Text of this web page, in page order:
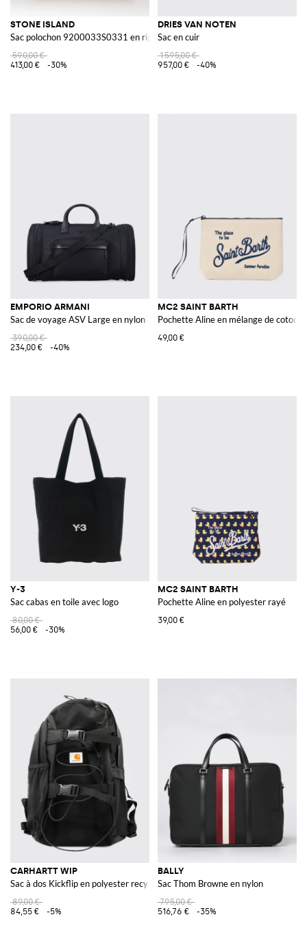
STONE ISLAND
Sac polochon 9200033S0331 en ripstop de coton à double revêtement
590,00 €
413,00 €
-30%
DRIES VAN NOTEN
Sac en cuir
1 595,00 €
957,00 €
-40%
EMPORIO ARMANI
Sac de voyage ASV Large en nylon
390,00 €
234,00 €
-40%
MC2 SAINT BARTH
Pochette Aline en mélange de coton
49,00 €
Y-3
Sac cabas en toile avec logo
80,00 €
56,00 €
-30%
MC2 SAINT BARTH
Pochette Aline en polyester rayé
39,00 €
CARHARTT WIP
Sac à dos Kickflip en polyester recyclé
89,00 €
84,55 €
-5%
BALLY
Sac Thom Browne en nylon
795,00 €
516,76 €
-35%